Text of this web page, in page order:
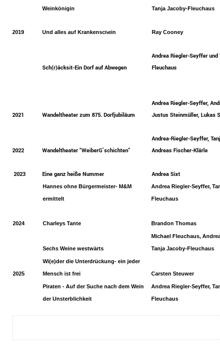
Weinkönigin
Tanja Jacoby-Fleuchaus
2019 Und alles auf Krankenschein Ray Cooney
Sch(r)äcksit-Ein Dorf auf Abwegen
Andrea Riegler-Seyffer
Fleuchaus
2021 Wandeltheater zum 875. Dorfjubiläum
Andrea Riegler-Seyffer,
Justus Steinmüller, Lukas
2022 Wandeltheater "WeiberG´schichten"
Andrea-Riegler-Seyffer,
Andreas Fischer-Klärle
2023 Eine ganz heiße Nummer Andrea Sixt
Hannes ohne Bürgermeister- M&M
ermittelt
Andrea Riegler-Seyffer,
Fleuchaus
2024 Charleys Tante Brandon Thomas
Sechs Weine westwärts
Michael Fleuchaus,
Tanja Jacoby-Fleuchaus
2025
Wi(e)der die Unterdrückung- ein jeder
Mensch ist frei Carsten Steuwer
Piraten - Auf der Suche nach dem Wein
der Unsterblichkeit
Andrea Riegler-Seyffer,
Fleuchaus